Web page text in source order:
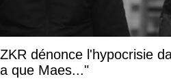
ZKR dénonce l'hypocrisie
a que Maes..."